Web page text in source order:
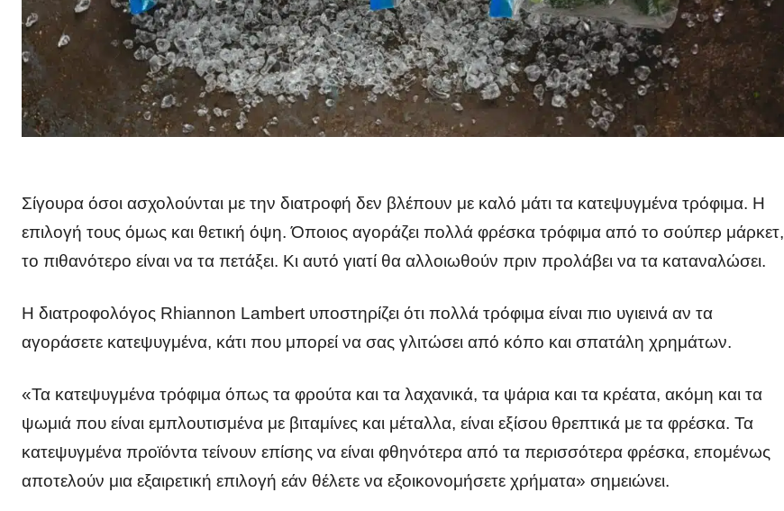
Σίγουρα όσοι ασχολούνται με την διατροφή δεν βλέπουν με καλό μάτι τα κατεψυγμένα τρόφιμα. Η
επιλογή τους όμως και θετική όψη. Όποιος αγοράζει πολλά φρέσκα τρόφιμα από το σούπερ μάρκετ,
το πιθανότερο είναι να τα πετάξει. Κι αυτό γιατί θα αλλοιωθούν πριν προλάβει να τα καταναλώσει.
Η διατροφολόγος Rhiannon Lambert υποστηρίζει ότι πολλά τρόφιμα είναι πιο υγιεινά αν τα
αγοράσετε κατεψυγμένα, κάτι που μπορεί να σας γλιτώσει από κόπο και σπατάλη χρημάτων.
«Τα κατεψυγμένα τρόφιμα όπως τα φρούτα και τα λαχανικά, τα ψάρια και τα κρέατα, ακόμη και τα
ψωμιά που είναι εμπλουτισμένα με βιταμίνες και μέταλλα, είναι εξίσου θρεπτικά με τα φρέσκα. Τα
κατεψυγμένα προϊόντα τείνουν επίσης να είναι φθηνότερα από τα περισσότερα φρέσκα, επομένως
αποτελούν μια εξαιρετική επιλογή εάν θέλετε να εξοικονομήσετε χρήματα» σημειώνει.